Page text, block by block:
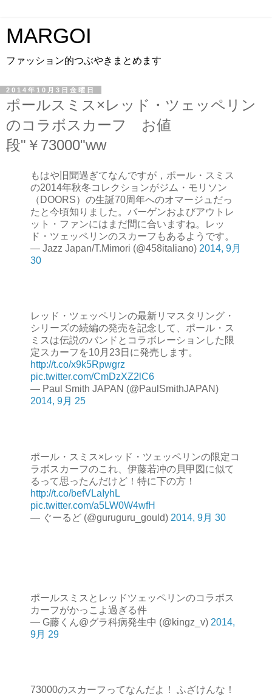
MARGOI
ファッション的つぶやきまとめます
2014年10月3日金曜日
ポールスミス×レッド・ツェッペリン
のコラボスカーフ お値
段"￥73000"ww
もはや旧聞過ぎてなんですが，ポール・スミス
の2014年秋冬コレクションがジム・モリソン
（DOORS）の生誕70周年へのオマージュだっ
たと今頃知りました。バーゲンおよびアウトレ
ット・ファンにはまだ間に合いますね。レッ
ド・ツェッペリンのスカーフもあるようです。
— Jazz Japan/T.Mimori (@458italiano) 2014, 9月
30
レッド・ツェッペリンの最新リマスタリング・
シリーズの続編の発売を記念して、ポール・ス
ミスは伝説のバンドとコラボレーションした限
定スカーフを10月23日に発売します。
http://t.co/x9k5Rpwgrz
pic.twitter.com/CmDzXZ2lC6
— Paul Smith JAPAN (@PaulSmithJAPAN)
2014, 9月 25
ポール・スミス×レッド・ツェッペリンの限定コ
ラボスカーフのこれ、伊藤若冲の貝甲図に似て
るって思ったんだけど！特に下の方！
http://t.co/befVLaIyhL
pic.twitter.com/a5LW0W4wfH
— ぐーるど (@guruguru_gould) 2014, 9月 30
ポールスミスとレッドツェッペリンのコラボス
カーフがかっこよ過ぎる件
— G藤くん@グラ科病発生中 (@kingz_v) 2014,
9月 29
73000のスカーフってなんだよ！ ふざけんな！